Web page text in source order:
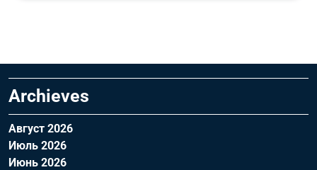
Archieves
Август 2026
Июль 2026
Июнь 2026